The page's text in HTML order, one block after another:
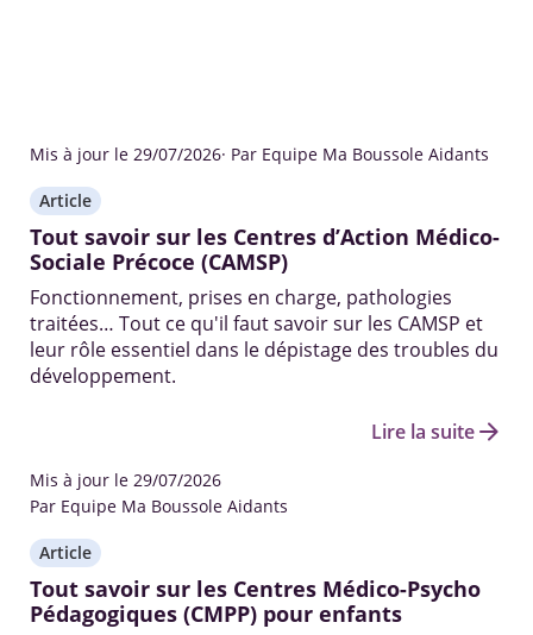
Mis à jour le 29/07/2026· Par Equipe Ma Boussole Aidants
Article
Tout savoir sur les Centres d’Action Médico-
Sociale Précoce (CAMSP)
Fonctionnement, prises en charge, pathologies
traitées… Tout ce qu'il faut savoir sur les CAMSP et
leur rôle essentiel dans le dépistage des troubles du
développement.
Lire la suitearrow_forward
Mis à jour le 29/07/2026
Par Equipe Ma Boussole Aidants
Article
Tout savoir sur les Centres Médico-Psycho
Pédagogiques (CMPP) pour enfants